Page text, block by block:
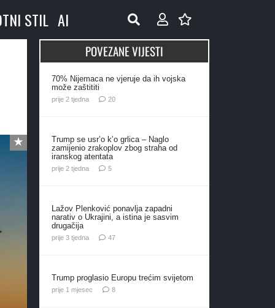
STIL AI
POVEZANE VIJESTI
70% Nijemaca ne vjeruje da ih vojska
može zaštititi
prije 2 tjedna 20komentara
Trump se usr’o k’o grlica – Naglo
zamijenio zrakoplov zbog straha od
iranskog atentata
prije 2 tjedna 5komentara
Lažov Plenković ponavlja zapadni
narativ o Ukrajini, a istina je sasvim
drugačija
prije 3 tjedna 47komentara
Trump proglasio Europu trećim svijetom
prije 1 mjesec 8komentara